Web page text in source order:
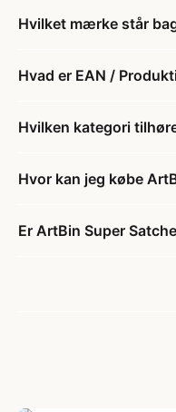
Hvilket mærke står
Hvad er EAN /
Hvilken kategori
Hvor kan jeg købe
Er ArtBin Super